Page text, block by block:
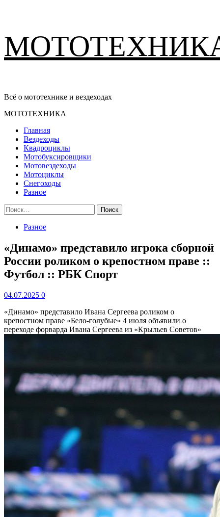
содержимому
Всё о мототехнике и вездеходах
Основное
МОТОТЕХНИКА
Главная
Вездеходы
Квадроциклы
Мотобуксировщики
Мотовездеходы
Мотоциклы
Снегоходы
Разное
Найти:
Разное
«Динамо» представило игрока сборной
России роликом о крепостном праве ::
Футбол :: РБК Спорт
04.07.2025 0
«Динамо» представило Ивана Сергеева роликом о
крепостном праве «Бело-голубые» 4 июля объявили о
переходе форварда Ивана Сергеева из «Крыльев Советов»